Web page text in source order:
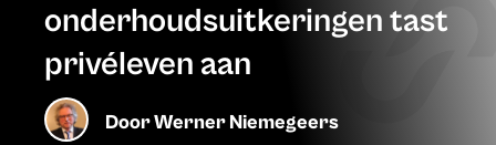
onderhoudsuitkeringen tast
privéleven aan
DoorWerner Niemegeers